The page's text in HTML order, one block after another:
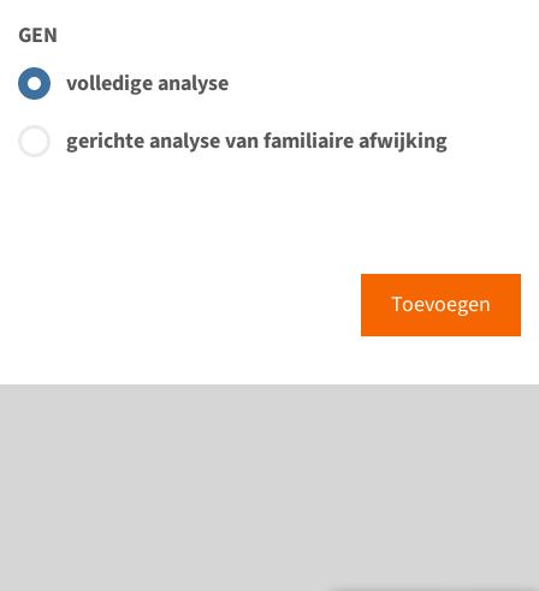
GEN
volledige analyse
gerichte analyse van familiaire afwijking
Toevoegen